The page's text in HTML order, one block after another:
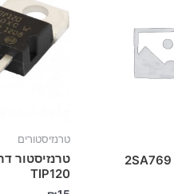
טרנזיסטורים
טרנזיסטור
TIP120